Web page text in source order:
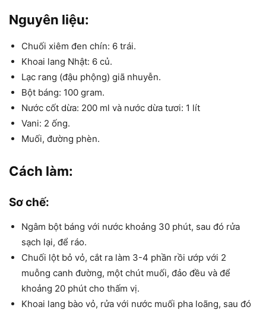
Nguyên liệu:
Chuối xiêm đen chín: 6 trái.
Khoai lang Nhật: 6 củ.
Lạc rang (đậu phộng) giã nhuyễn.
Bột báng: 100 gram.
Nước cốt dừa: 200 ml và nước dừa tươi: 1 lít
Vani: 2 ống.
Muối, đường phèn.
Cách làm:
Sơ chế:
Ngâm bột báng với nước khoảng 30 phút, sau đó rửa
sạch lại, để ráo.
Chuối lột bỏ vỏ, cắt ra làm 3-4 phần rồi ướp với 2
muỗng canh đường, một chút muối, đảo đều và để
khoảng 20 phút cho thấm vị.
Khoai lang bào vỏ, rửa với nước muối pha loãng, sau đó